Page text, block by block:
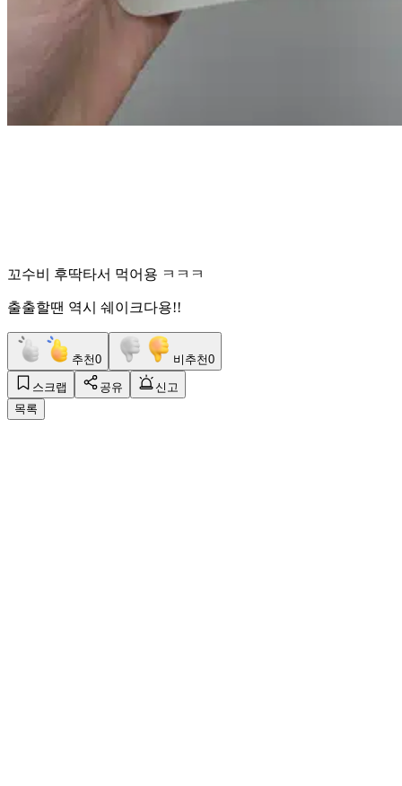
꼬수비 후딱타서 먹어용 ㅋㅋㅋ
출출할땐 역시 쉐이크다용!!
추천0 비추천0
스크랩 공유
신고
목록